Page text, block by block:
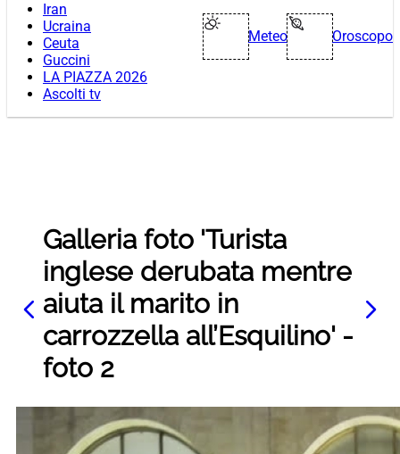
Iran
Ucraina
Ceuta
Guccini
LA PIAZZA 2026
Ascolti tv
Meteo Oroscopo
Galleria foto 'Turista
inglese derubata mentre
aiuta il marito in
carrozzella all’Esquilino' -
foto 2